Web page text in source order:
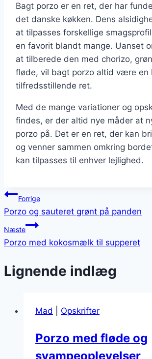
Bagt porzo er en ret, der har
det danske køkken. Dens
at tilpasses forskellige
en favorit blandt mange. Uanset
at tilberede den med chorizo,
fløde, vil bagt porzo altid være en
tilfredsstillende ret.
Med de mange variationer og
findes, er der altid nye måder at
porzo på. Det er en ret, der kan
og venner sammen omkring
kan tilpasses til enhver lejlighed.
Indlægsnavigation
Forrige
Porzo og sauteret grønt på panden
Næste
Porzo med kokosmælk til supperet
Lignende indlæg
Mad Opskrifter
Porzo med fløde og
svampeoplevelser